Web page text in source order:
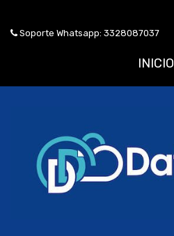
Soporte Whatsapp: 3328087037
INICIO